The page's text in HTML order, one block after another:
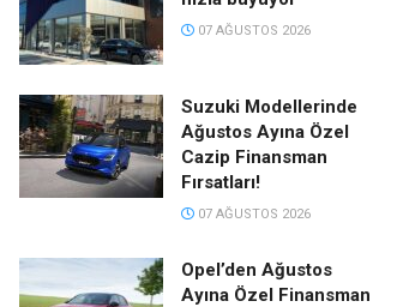
07 AĞUSTOS 2026
Suzuki Modellerinde
Ağustos Ayına Özel
Cazip Finansman
Fırsatları!
07 AĞUSTOS 2026
Opel’den Ağustos
Ayına Özel Finansman